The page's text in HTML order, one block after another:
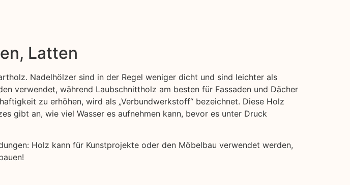
Latten
Nadelhölzer sind in der Regel weniger dicht und sind leichter als
verwendet, während Laubschnittholz am besten für Fassaden und Dächer
zu erhöhen, wird als „Verbundwerkstoff“ bezeichnet. Diese Holz
gibt an, wie viel Wasser es aufnehmen kann, bevor es unter Druck
Holz kann für Kunstprojekte oder den Möbelbau verwendet werden,